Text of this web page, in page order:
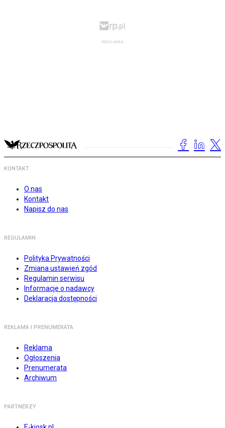
KONTAKT
O nas
Kontakt
Napisz do nas
REGULAMIN
Polityka Prywatności
Zmiana ustawień zgód
Regulamin serwisu
Informacje o nadawcy
Deklaracja dostępności
REKLAMA I PRENUMERATA
Reklama
Ogłoszenia
Prenumerata
Archiwum
PARTNERZY